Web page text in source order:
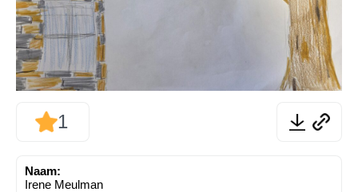
1
Naam:
Irene Meulman